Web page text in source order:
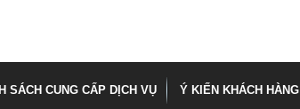
SÁCH CUNG CẤP DỊCH VỤ Ý KIẾN KHÁCH HÀNG